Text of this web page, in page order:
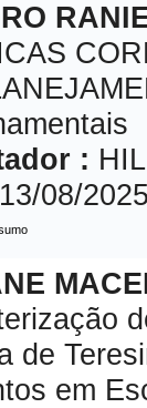
:
13/08/2025
de
em